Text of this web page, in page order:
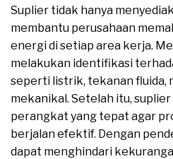
Suplier tidak hanya
membantu perusahaan
energi di setiap area kerja.
melakukan identifikasi
seperti listrik, tekanan fluida,
mekanikal. Setelah itu,
perangkat yang tepat agar
berjalan efektif. Dengan
dapat menghindari